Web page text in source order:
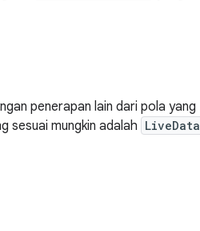
penerapan lain dari pola yang
sesuai mungkin adalah LiveData